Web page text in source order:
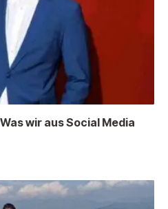
wir aus Social Media